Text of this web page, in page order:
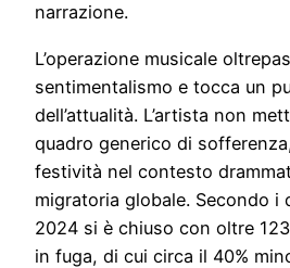
narrazione.
L’operazione musicale
sentimentalismo e tocca un
dell’attualità. L’artista non
quadro generico di
festività nel contesto
migratoria globale. Secondo i
2024 si è chiuso con oltre
in fuga, di cui circa il 40%